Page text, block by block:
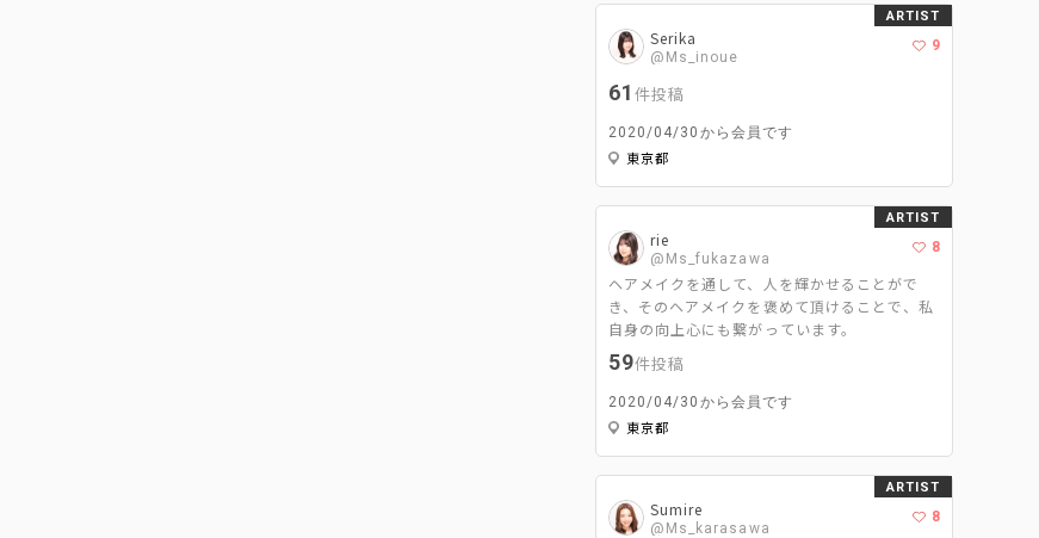
Serika
@Ms_inoue
9
61件投稿
2020/04/30から会員です
東京都
ARTIST
rie
@Ms_fukazawa
8
ヘアメイクを通して、人を輝かせることがで
き、そのヘアメイクを褒めて頂けることで、私
自身の向上心にも繋がっています。
59件投稿
2020/04/30から会員です
東京都
ARTIST
Sumire
@Ms_karasawa
8
ARTIST